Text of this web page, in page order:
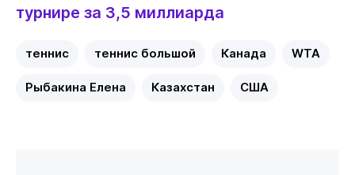
турнире за 3,5 миллиарда
теннис теннис большой Канада WTA
Рыбакина Елена Казахстан США